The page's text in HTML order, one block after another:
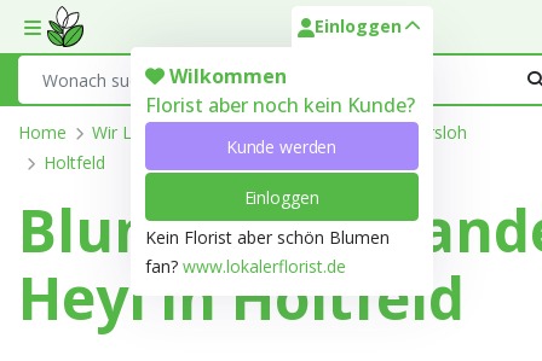
Toggle mobile menu
Einloggen
Wilkommen
Florist aber noch kein Kunde?
Kunde werden
Einloggen
Kein Florist aber schön Blumen
fan? www.lokalerflorist.de
Home Wir Liefern
Gütersloh
Holtfeld
Heyl in Holtfeld